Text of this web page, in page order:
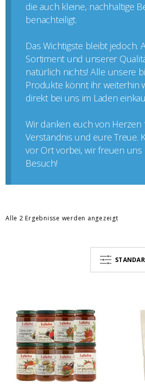
die auch kleine, nachhaltige
benachteiligt.
Das Wichtigste bleibt jedoch.
Sortiment und unserer
natürlich nichts! Alle unsere
Produkte könnt ihr weiterhin
direkt bei uns im Laden
Wir danken euch von Herzen
Verständnis und eure Treue.
vor Ort vorbei, wir freuen uns
Besuch!
Alle 2 Ergebnisse werden angezeigt